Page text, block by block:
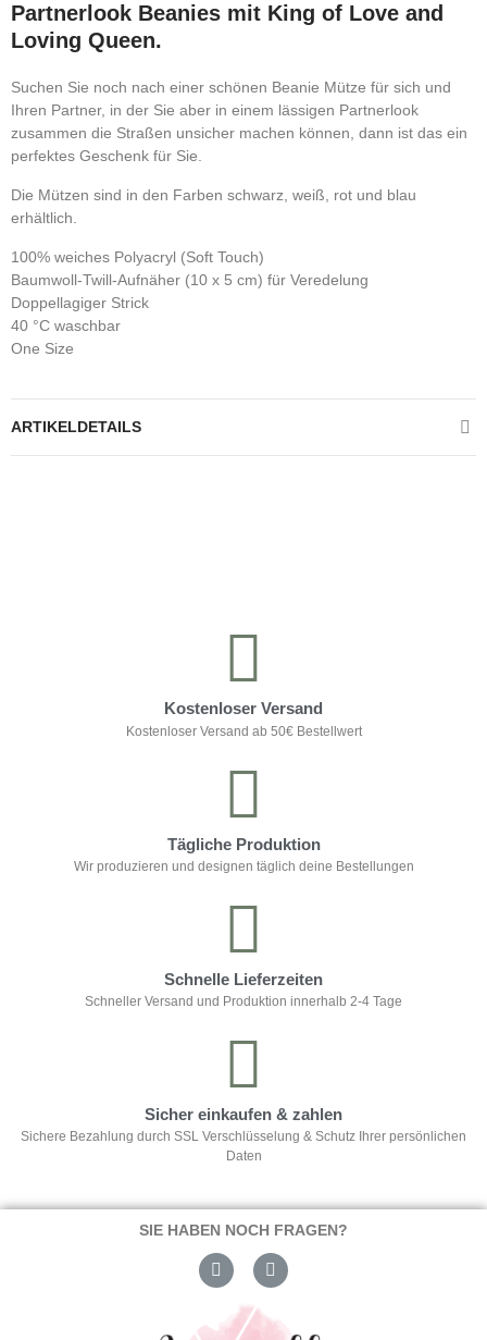
Partnerlook Beanies mit King of Love and
Loving Queen.
Suchen Sie noch nach einer schönen Beanie Mütze für sich und
Ihren Partner, in der Sie aber in einem lässigen Partnerlook
zusammen die Straßen unsicher machen können, dann ist das ein
perfektes Geschenk für Sie.
Die Mützen sind in den Farben schwarz, weiß, rot und blau
erhältlich.
100% weiches Polyacryl (Soft Touch)
Baumwoll-Twill-Aufnäher (10 x 5 cm) für Veredelung
Doppellagiger Strick
40 °C waschbar
One Size
ARTIKELDETAILS
Kostenloser Versand
Kostenloser Versand ab 50€ Bestellwert
Tägliche Produktion
Wir produzieren und designen täglich deine Bestellungen
Schnelle Lieferzeiten
Schneller Versand und Produktion innerhalb 2-4 Tage
Sicher einkaufen & zahlen
Sichere Bezahlung durch SSL Verschlüsselung & Schutz Ihrer persönlichen
Daten
SIE HABEN NOCH FRAGEN?